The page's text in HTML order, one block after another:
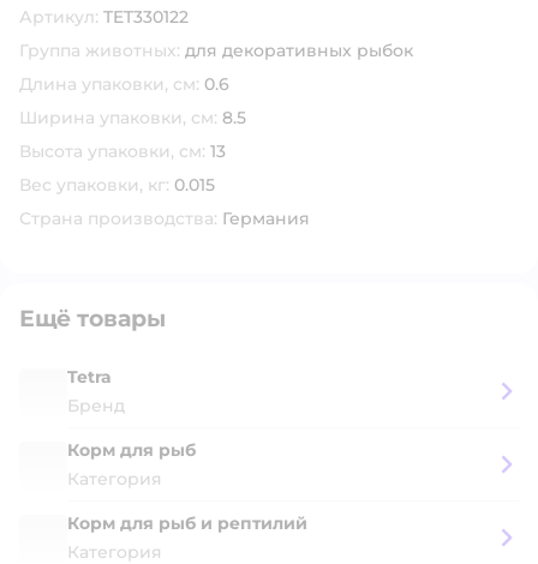
Артикул: TET330122
Группа животных: для декоративных рыбок
Длина упаковки, см: 0.6
Ширина упаковки, см: 8.5
Высота упаковки, см: 13
Вес упаковки, кг: 0.015
Страна производства: Германия
Ещё товары
Tetra
Бренд
Корм для рыб
Категория
Корм для рыб и рептилий
Категория